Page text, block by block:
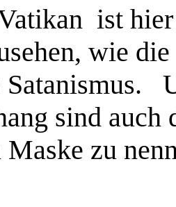
ist
wie
Satanismus.
sind auch
zu